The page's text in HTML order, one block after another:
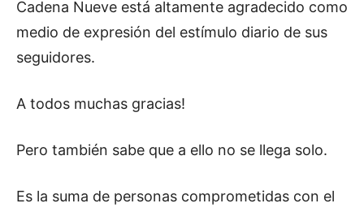
Cadena Nueve está altamente agradecido como
medio de expresión del estímulo diario de sus
seguidores.
A todos muchas gracias!
Pero también sabe que a ello no se llega solo.
Es la suma de personas comprometidas con el